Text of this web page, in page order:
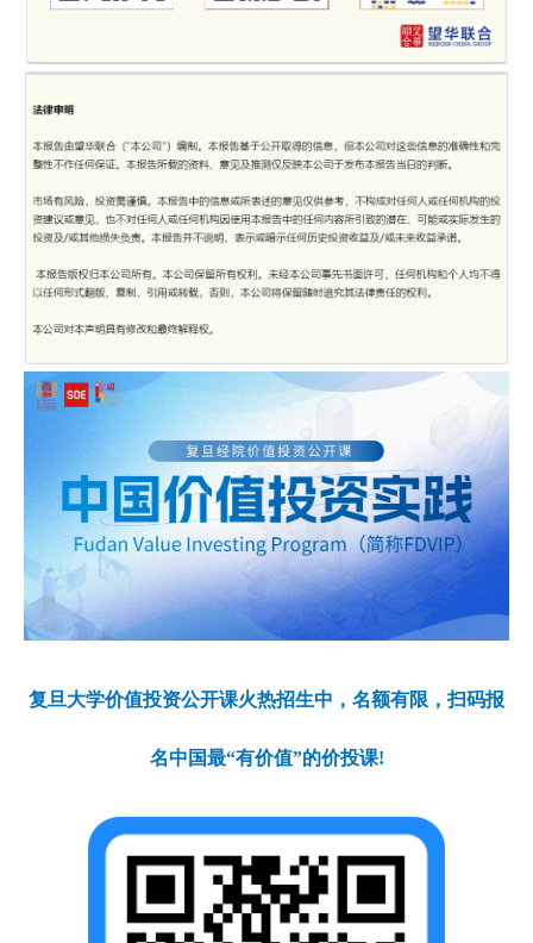
复旦大学价值投资公开课火热招生中，名额有限，扫码报
名中国最“有价值”的价投课!